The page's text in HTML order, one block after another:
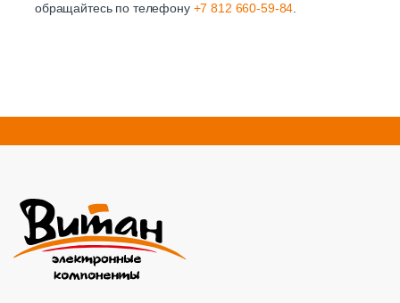
обращайтесь по телефону +7 812 660-59-84.